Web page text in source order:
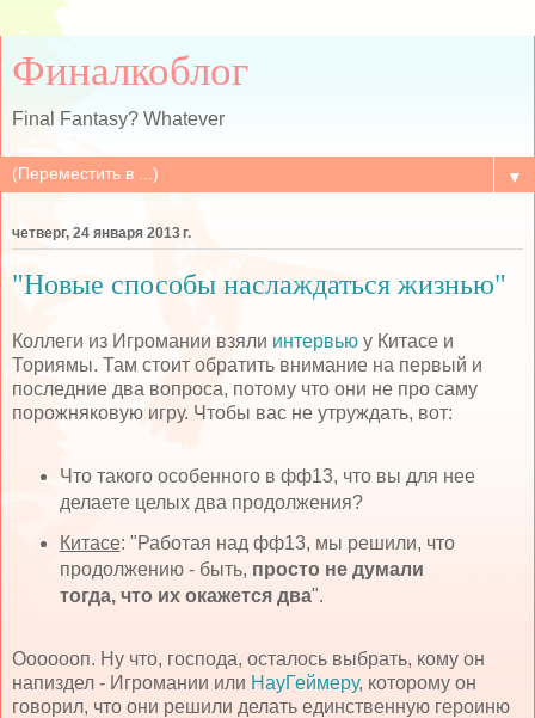
Финалкоблог
Final Fantasy? Whatever
▼
четверг, 24 января 2013 г.
"Новые способы наслаждаться жизнью"
Коллеги из Игромании взяли интервью у Китасе и
Ториямы. Там стоит обратить внимание на первый и
последние два вопроса, потому что они не про саму
порожняковую игру. Чтобы вас не утруждать, вот:
Что такого особенного в фф13, что вы для нее
делаете целых два продолжения?
Китасе: "Работая над фф13, мы решили, что
продолжению - быть, просто не думали
тогда, что их окажется два".
Ооооооп. Ну что, господа, осталось выбрать, кому он
напиздел - Игромании или НауГеймеру, которому он
говорил, что они решили делать единственную героиню